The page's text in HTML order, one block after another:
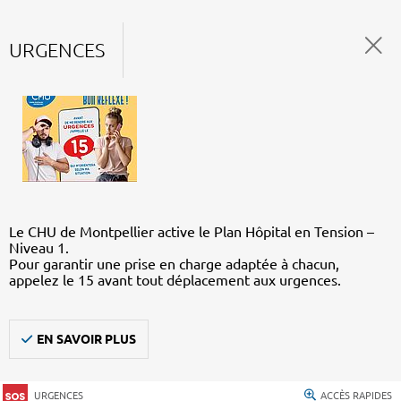
URGENCES
Le CHU de Montpellier active le Plan Hôpital en Tension –
Niveau 1.
Pour garantir une prise en charge adaptée à chacun,
appelez le 15 avant tout déplacement aux urgences.
EN SAVOIR PLUS
URGENCES ACCÈS RAPIDES